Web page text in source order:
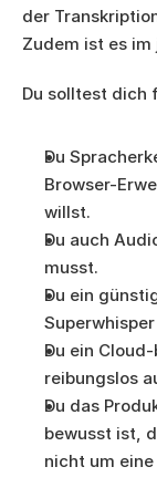
der
Zudem ist es
Du solltest dich
Du
Browser-
willst.
Du auch
musst.
Du ein
Du ein
reibungslos
Du das
bewusst ist,
nicht um